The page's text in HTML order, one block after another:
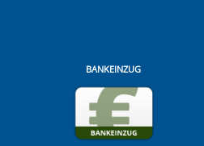
BANKEINZUG